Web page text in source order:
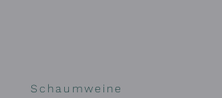
Schaumweine